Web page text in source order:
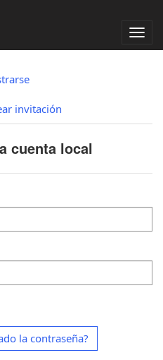
invitación
cuenta local
la contraseña?